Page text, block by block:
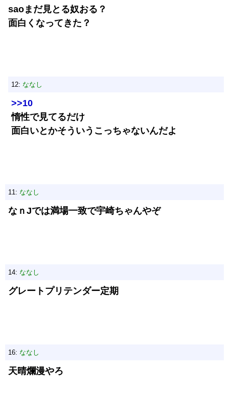
saoまだ見とる奴おる？
面白くなってきた？
12: ななし
>>10
惰性で見てるだけ
面白いとかそういうこっちゃないんだよ
11: ななし
なｎJでは満場一致で宇崎ちゃんやぞ
14: ななし
グレートプリテンダー定期
16: ななし
天晴爛漫やろ